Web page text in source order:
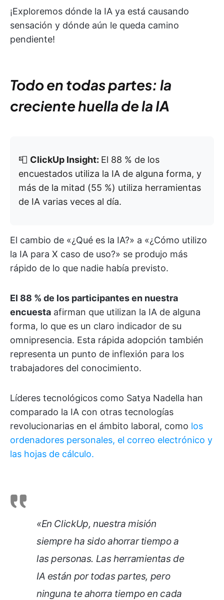
¡Exploremos dónde la IA ya está causando
sensación y dónde aún le queda camino
pendiente!
Todo en todas partes: la
creciente huella de la IA
📮 ClickUp Insight: El 88 % de los
encuestados utiliza la IA de alguna forma, y
más de la mitad (55 %) utiliza herramientas
de IA varias veces al día.
El cambio de «¿Qué es la IA?» a «¿Cómo utilizo
la IA para X caso de uso?» se produjo más
rápido de lo que nadie había previsto.
El 88 % de los participantes en nuestra
encuesta afirman que utilizan la IA de alguna
forma, lo que es un claro indicador de su
omnipresencia. Esta rápida adopción también
representa un punto de inflexión para los
trabajadores del conocimiento.
Líderes tecnológicos como Satya Nadella han
comparado la IA con otras tecnologías
revolucionarias en el ámbito laboral, como los
ordenadores personales, el correo electrónico y
las hojas de cálculo.
«En ClickUp, nuestra misión
siempre ha sido ahorrar tiempo a
las personas. Las herramientas de
IA están por todas partes, pero
ninguna te ahorra tiempo en cada